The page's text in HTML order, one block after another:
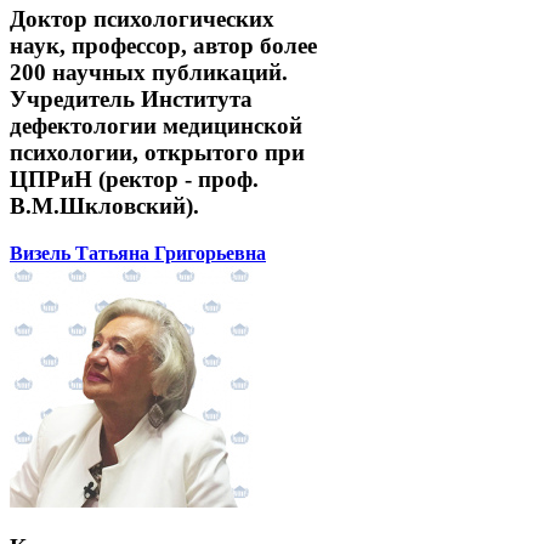
Доктор психологических
наук, профессор, автор более
200 научных публикаций.
Учредитель Института
дефектологии медицинской
психологии, открытого при
ЦПРиН (ректор - проф.
В.М.Шкловский).
Визель Татьяна Григорьевна